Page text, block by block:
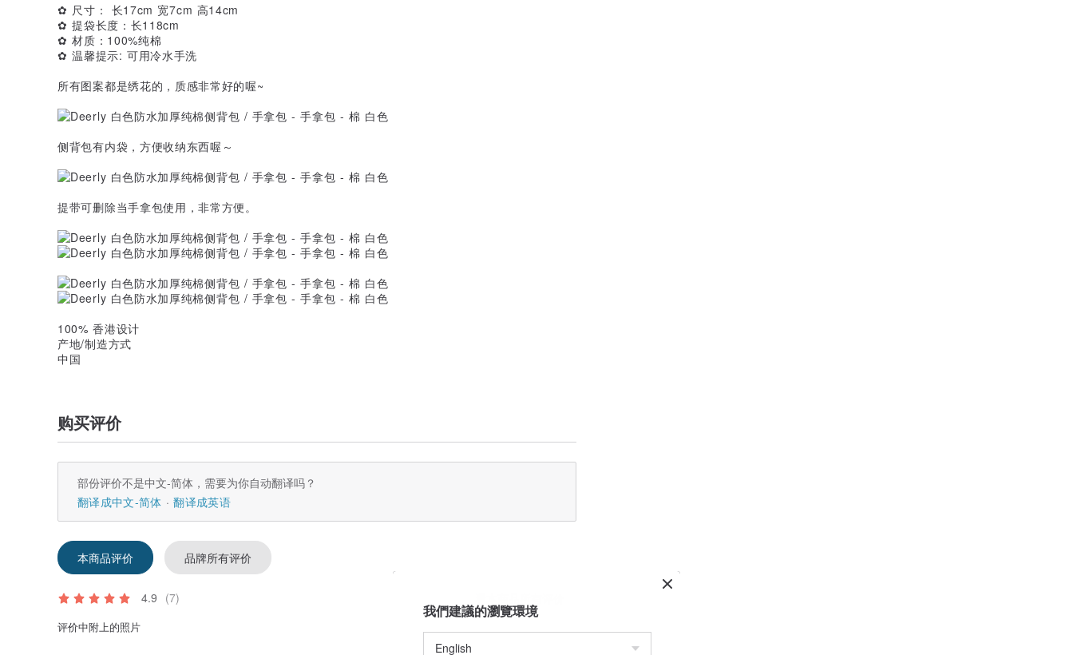
✿ 尺寸： 长17cm 宽7cm 高14cm
✿ 提袋长度：长118cm
✿ 材质：100%纯棉
✿ 温馨提示: 可用冷水手洗
所有图案都是绣花的，质感非常好的喔~
侧背包有内袋，方便收纳东西喔～
提带可删除当手拿包使用，非常方便。
100% 香港设计
产地/制造方式
中国
购买评价
部份评价不是中文-简体，需要为你自动翻译吗？
翻译成中文-简体
翻译成英语
本商品评价 品牌所有评价
4.9 (7)
评价中附上的照片
我們建議的瀏覽環境